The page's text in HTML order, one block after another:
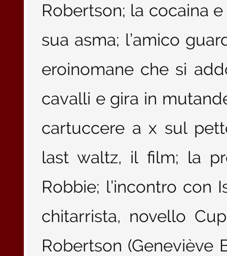
Robertson; la cocaina
sua asma; l’amico
eroinomane che si
cavalli e gira in
cartuccere a x sul
last waltz, il film; la
Robbie; l’incontro con
chitarrista, novello
Robertson (Geneviève